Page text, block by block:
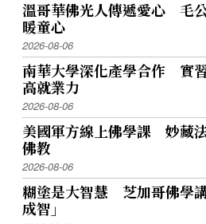
溫哥華佛光人傳遞愛心 毛
暖童心
2026-08-06
南華大學深化產學合作 實
高就業力
2026-08-06
美國軍方線上佛學課 妙藏
佛教
2026-08-06
糊塗是大智慧 芝加哥佛學
成智」